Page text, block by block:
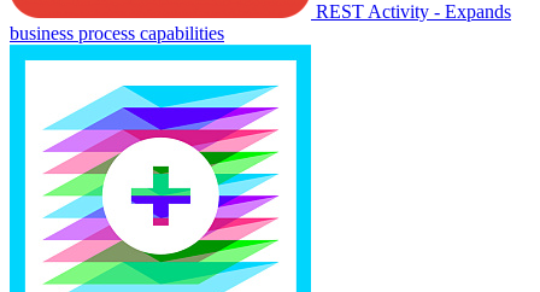
REST Activity - Expands
business process capabilities